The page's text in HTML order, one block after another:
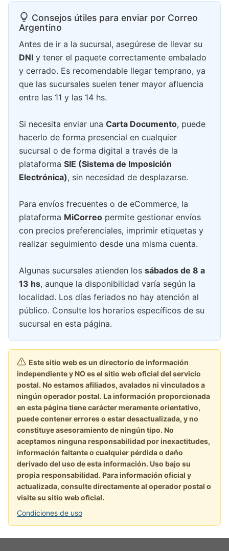
Consejos útiles para enviar por Correo
Argentino
Antes de ir a la sucursal, asegúrese de llevar su
DNI y tener el paquete correctamente embalado
y cerrado. Es recomendable llegar temprano, ya
que las sucursales suelen tener mayor afluencia
entre las 11 y las 14 hs.
Si necesita enviar una Carta Documento, puede
hacerlo de forma presencial en cualquier
sucursal o de forma digital a través de la
plataforma SIE (Sistema de Imposición
Electrónica), sin necesidad de desplazarse.
Para envíos frecuentes o de eCommerce, la
plataforma MiCorreo permite gestionar envíos
con precios preferenciales, imprimir etiquetas y
realizar seguimiento desde una misma cuenta.
Algunas sucursales atienden los sábados de 8 a
13 hs, aunque la disponibilidad varía según la
localidad. Los días feriados no hay atención al
público. Consulte los horarios específicos de su
sucursal en esta página.
Este sitio web es un directorio de información
independiente y NO es el sitio web oficial del servicio
postal. No estamos afiliados, avalados ni vinculados a
ningún operador postal. La información proporcionada
en esta página tiene carácter meramente orientativo,
puede contener errores o estar desactualizada, y no
constituye asesoramiento de ningún tipo. No
aceptamos ninguna responsabilidad por inexactitudes,
información faltante o cualquier pérdida o daño
derivado del uso de esta información. Uso bajo su
propia responsabilidad. Para información oficial y
actualizada, consulte directamente al operador postal o
visite su sitio web oficial.
Condiciones de uso